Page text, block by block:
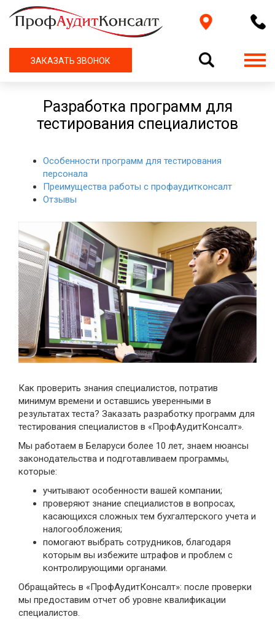
ЗАКАЗАТЬ ЗВОНОК
Разработка программ для
тестирования специалистов
Особенности программ для тестирования
персонала
Преимущества работы с профаудитконсалт
Отзывы
Как проверить знания специалистов, потратив
минимум времени и оставшись уверенными в
результатах теста? Заказать разработку программ для
тестирования специалистов в «ПрофАудитКонсалт».
Мы работаем в Беларуси более 10 лет, знаем нюансы
законодательства и подготавливаем программы,
которые:
учитывают особенности вашей компании;
проверяют знание специалистов в вопросах,
касающихся сложных тем бухгалтерского учета и
налогообложения;
помогают выбрать сотрудников, благодаря
которым вы избежите штрафов и проблем с
контролирующими органами.
Обращайтесь в «ПрофАудитКонсалт»: после проверки
мы предоставим отчет об уровне квалификации
специалистов.